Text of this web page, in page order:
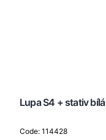
Lupa S4 + stativ bílá
Code: 114428